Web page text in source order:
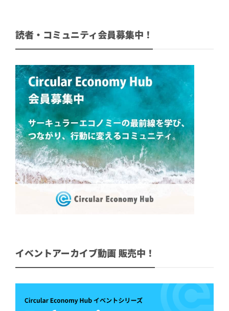
読者・コミュニティ会員募集中！
イベントアーカイブ動画 販売中！